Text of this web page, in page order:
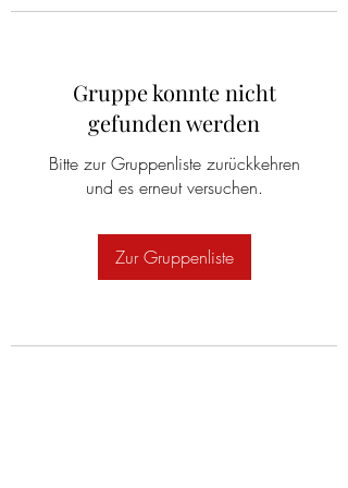
Gruppe konnte nicht
gefunden werden
Bitte zur Gruppenliste zurückkehren
und es erneut versuchen.
Zur Gruppenliste